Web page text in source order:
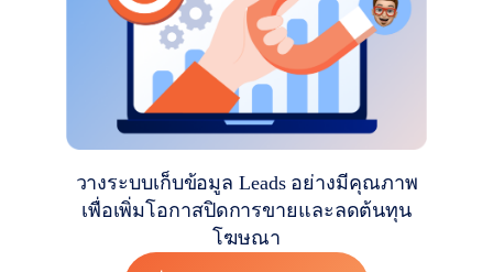
วางระบบเก็บข้อมูล Leads อย่างมีคุณภาพ
เพื่อเพิ่มโอกาสปิดการขายและลดต้นทุน
โฆษณา